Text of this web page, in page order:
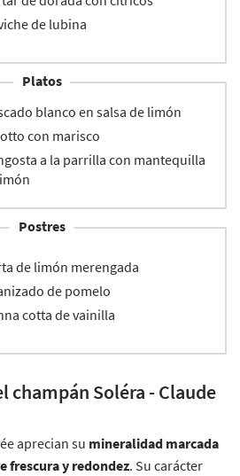
de lubina
Platos
blanco en salsa de limón
con marisco
a la parrilla con mantequilla
Postres
de limón merengada
de pomelo
cotta de vainilla
champán Soléra - Claude
aprecian su mineralidad marcada
frescura y redondez. Su carácter